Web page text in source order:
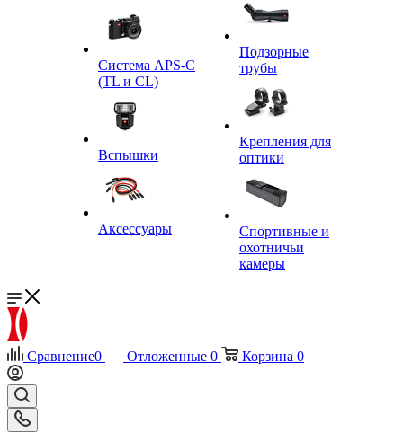
Система APS-C
(TL и CL)
Вспышки
Аксессуары
Подзорные
трубы
Крепления для
оптики
Спортивные и
охотничьи
камеры
Сравнение0 Отложенные 0 Корзина 0